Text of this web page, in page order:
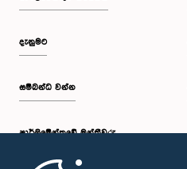
දැනුමට
සම්බන්ධ වන්න
පාර්ලි‌මේන්තුවේ මන්ත්‍රීවරු